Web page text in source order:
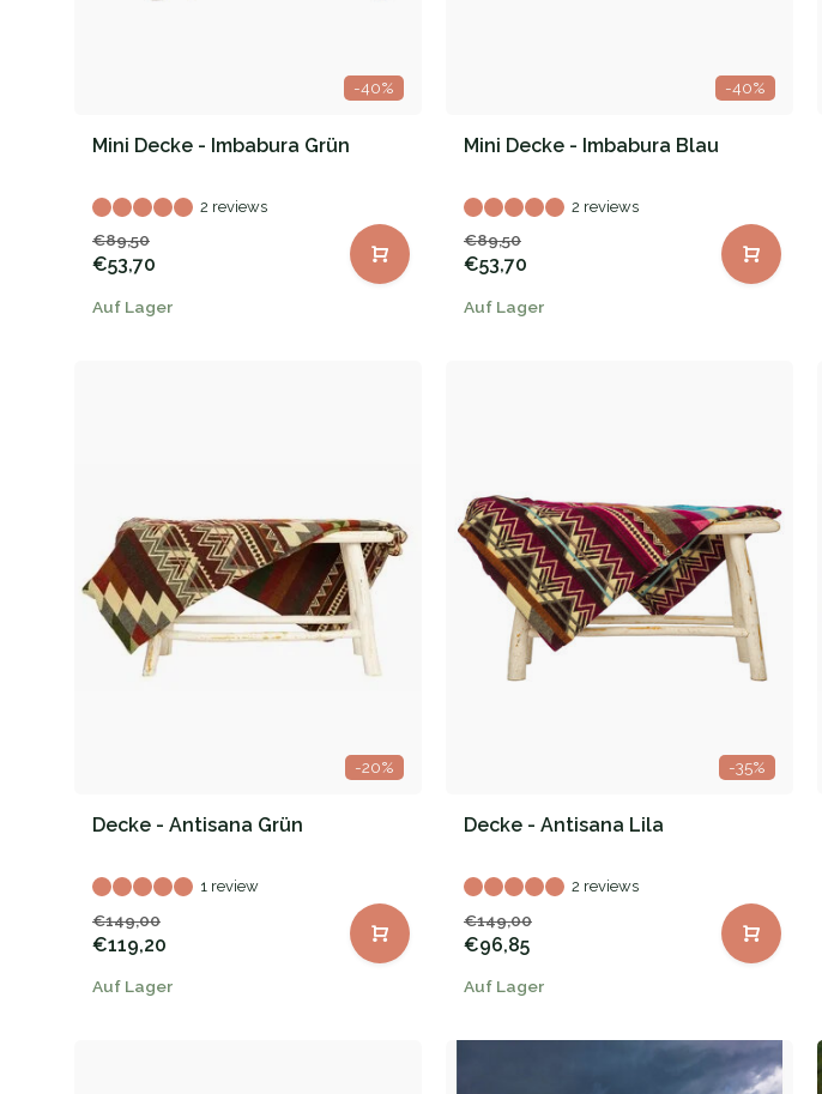
-40%
Mini Decke - Imbabura Grün
2 reviews
€89,50
€53,70
Auf Lager
-40%
Mini Decke - Imbabura Blau
2 reviews
€89,50
€53,70
Auf Lager
-20%
Decke - Antisana Grün
1 review
€149,00
€119,20
Auf Lager
-35%
Decke - Antisana Lila
2 reviews
€149,00
€96,85
Auf Lager